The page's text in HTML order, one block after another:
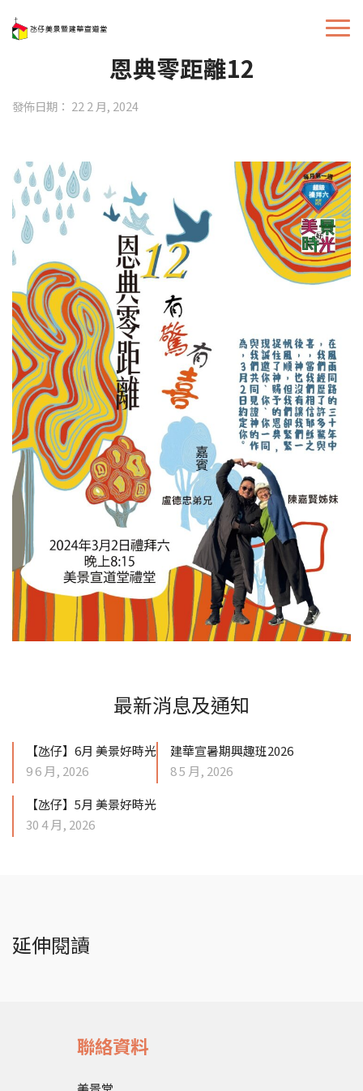
恩典零距離12
發佈日期： 22 2 月, 2024
最新消息及通知
【氹仔】6月 美景好時光
9 6 月, 2026
建華宣暑期興趣班2026
8 5 月, 2026
【氹仔】5月 美景好時光
30 4 月, 2026
延伸閱讀
聯絡資料